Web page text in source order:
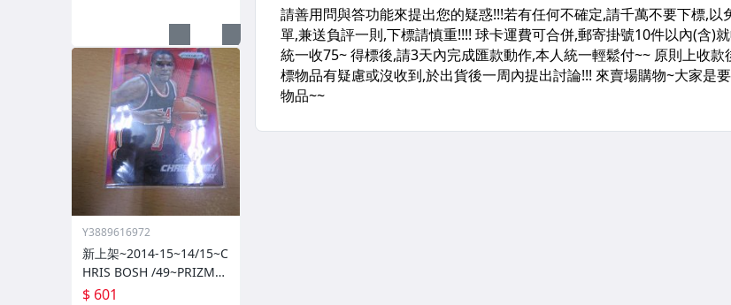
Y3889616972
新上架~2014-15~14/15~C
HRIS BOSH /49~PRIZM~S
ILVER~紅亮~低限量/49~1
$ 601